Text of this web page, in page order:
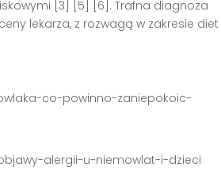
[3] [5] [6]. Trafna diagnoza
lekarza, z rozwagą w zakresie diet
co-powinno-zaniepokoic-
alergii-u-niemowlat-i-dzieci